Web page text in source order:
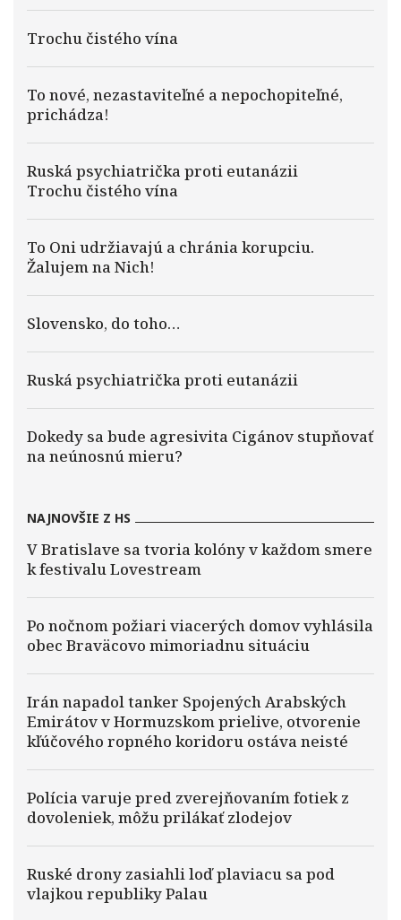
Trochu čistého vína
To nové, nezastaviteľné a nepochopiteľné,
prichádza!
Ruská psychiatrička proti eutanázii
Trochu čistého vína
To Oni udržiavajú a chránia korupciu.
Žalujem na Nich!
Slovensko, do toho…
Ruská psychiatrička proti eutanázii
Dokedy sa bude agresivita Cigánov stupňovať
na neúnosnú mieru?
NAJNOVŠIE Z HS
V Bratislave sa tvoria kolóny v každom smere
k festivalu Lovestream
Po nočnom požiari viacerých domov vyhlásila
obec Braväcovo mimoriadnu situáciu
Irán napadol tanker Spojených Arabských
Emirátov v Hormuzskom prielive, otvorenie
kľúčového ropného koridoru ostáva neisté
Polícia varuje pred zverejňovaním fotiek z
dovoleniek, môžu prilákať zlodejov
Ruské drony zasiahli loď plaviacu sa pod
vlajkou republiky Palau